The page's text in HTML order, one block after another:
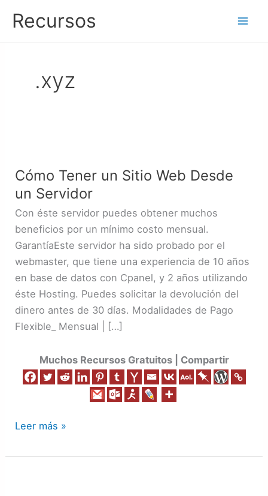
contenido
Recursos
.xyz
Cómo Tener un Sitio Web Desde
un Servidor
Con éste servidor puedes obtener muchos
beneficios por un mínimo costo mensual.
GarantíaEste servidor ha sido probado por el
webmaster, que tiene una experiencia de 10 años
en base de datos con Cpanel, y 2 años utilizando
éste Hosting. Puedes solicitar la devolución del
dinero antes de 30 días. Modalidades de Pago
Flexible_ Mensual | […]
Muchos Recursos Gratuitos | Compartir
un
Sitio
Web
Desde
un
Servidor
Leer más »